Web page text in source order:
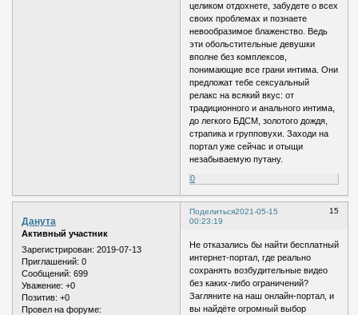
целиком отдохнете, забудете о всех
своих проблемах и познаете
невообразимое блаженство. Ведь
эти обольстительные девушки
вполне без комплексов,
понимающие все грани интима. Они
предложат тебе сексуальный
релакс на всякий вкус: от
традиционного и анального интима,
до легкого БДСМ, золотого дождя,
страпика и групповухи. Заходи на
портал уже сейчас и отыщи
незабываемую путану.
0
Поделиться 15
2021-05-15
00:23:19
Данута
Активный участник
Зарегистрирован: 2019-07-13
Приглашений: 0
Сообщений: 699
Уважение: +0
Позитив: +0
Провел на форуме:
Не отказались бы найти бесплатный
интернет-портал, где реально
сохранять возбудительные видео
без каких-либо ограничений?
Загляните на наш онлайн-портал, и
вы найдёте огромный выбор